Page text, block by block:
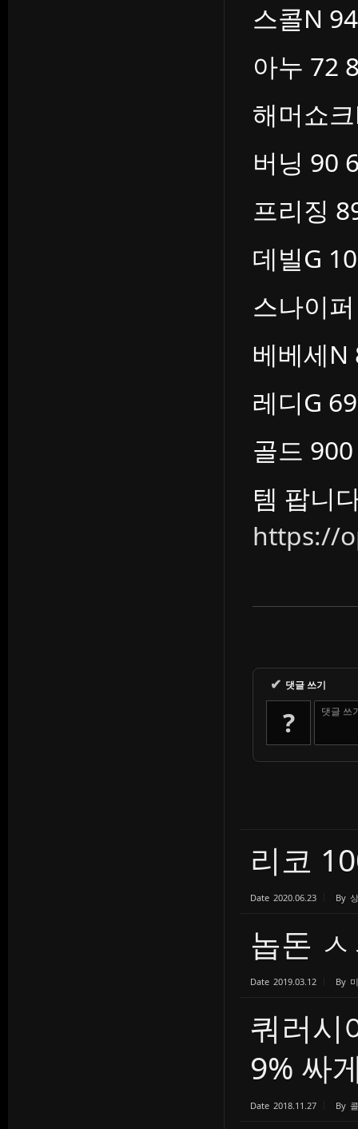
스콜N
아누 72
해머쇼
버닝 90
프리징
데빌G
스나이
베베세N
레디G
골드
템 팝니
https://
✔ 댓글 쓰기
? 댓글 쓰
리코
Date 2020.06.23 By
놉돈
Date 2019.03.12 By
쿼러
9% 싸
Date 2018.11.27 By